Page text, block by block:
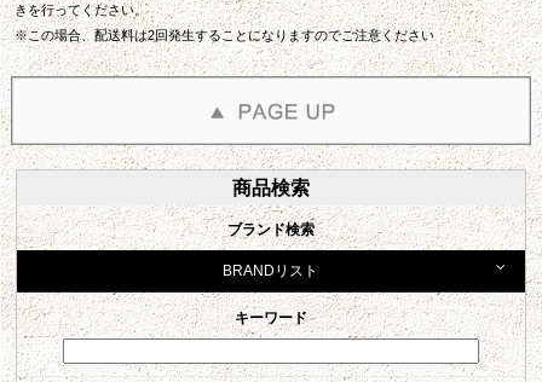
きを行ってください。
※この場合、配送料は2回発生することになりますのでご注意ください
商品検索
ブランド検索
BRANDリスト
キーワード